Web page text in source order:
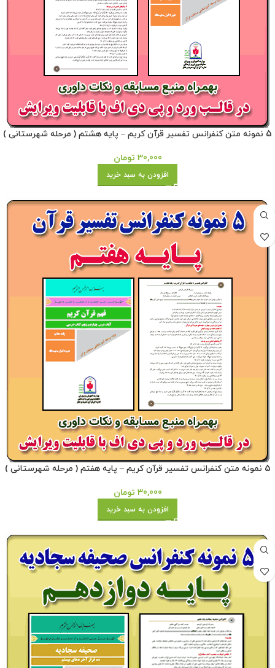
5 نمونه متن کنفرانس تفسیر قرآن کریم – پایه هشتم ( مرحله شهرستانی )
30,000 تومان
افزودن به سبد خرید
5 نمونه متن کنفرانس تفسیر قرآن کریم – پایه هفتم ( مرحله شهرستانی )
30,000 تومان
افزودن به سبد خرید